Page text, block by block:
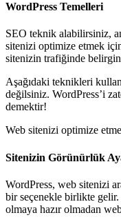
WordPress Temelleri
SEO teknik alabilirsiniz,
sitenizi optimize etmek
sitenizin trafiğinde
Aşağıdaki teknikleri
değilsiniz. WordPress’i
demektir!
Web sitenizi optimize
Sitenizin Görünürlük
WordPress, web sitenizi
bir seçenekle birlikte gelir.
olmaya hazır olmadan